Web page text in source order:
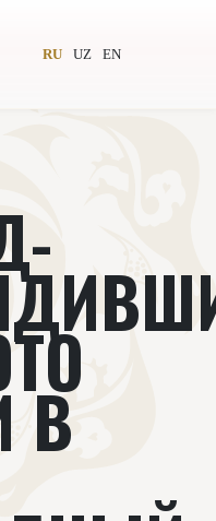
RU UZ EN
общество
Новости
В